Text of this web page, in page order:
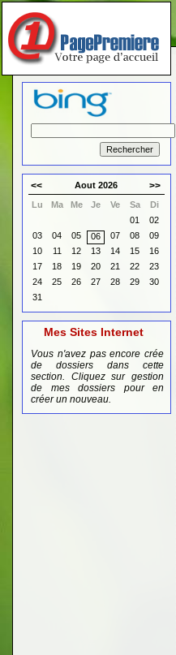
<< Aout 2026 >>
Lu Ma Me Je Ve Sa
Di
01
02
03
04 05 06 07 08
09
10
11 12 13 14 15
16
17
18 19 20 21 22
23
24
25 26 27 28 29
30
31
Mes Sites Internet
Vous n'avez pas encore crée
de dossiers dans cette
section. Cliquez sur gestion
de mes dossiers pour en
créer un nouveau.